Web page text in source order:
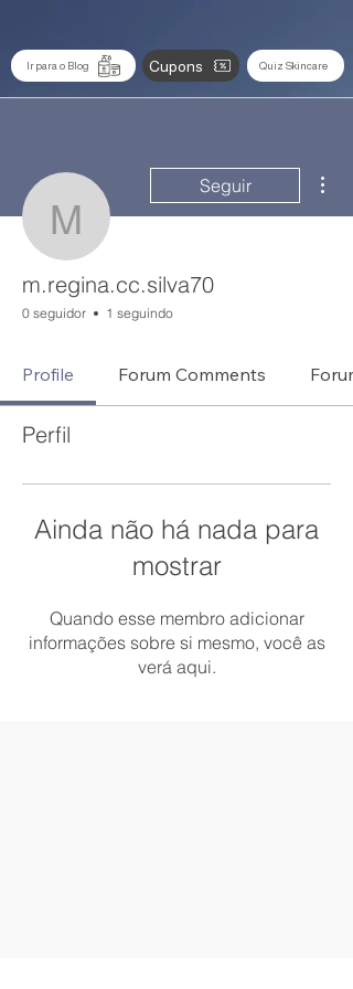
Ir para o Blog Cupons Quiz Skincare
Seguir
m.regina.cc.silva70
0 seguidor 1 seguindo
Profile Forum Comments
Perfil
Ainda não há nada para
mostrar
Quando esse membro adicionar
informações sobre si mesmo, você as
verá aqui.